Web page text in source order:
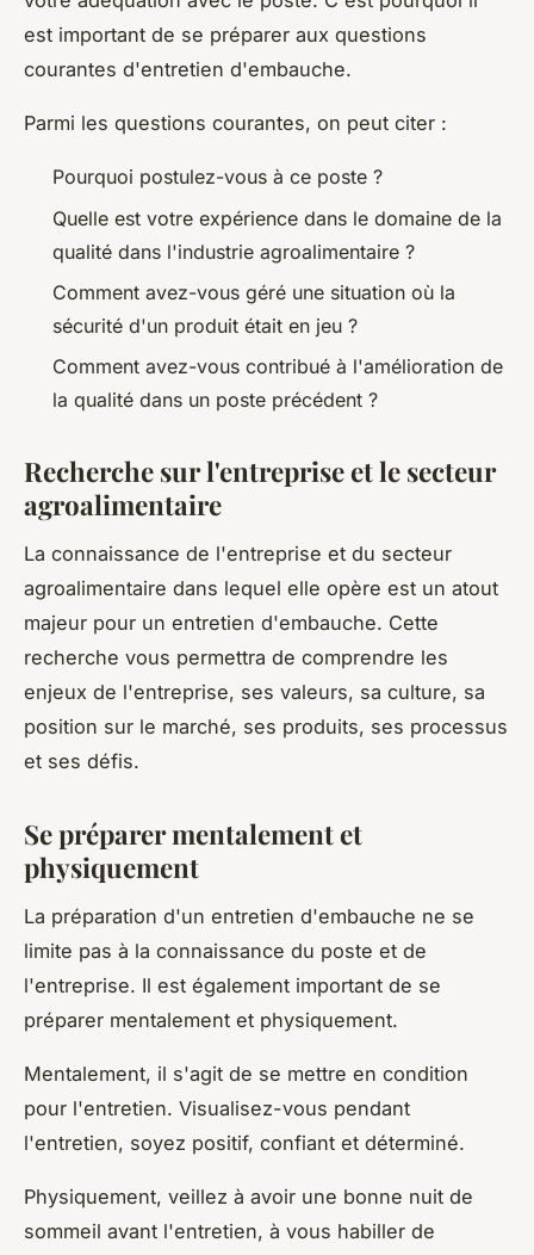
est important de se préparer aux questions
courantes d'entretien d'embauche.
Parmi les questions courantes, on peut citer :
Pourquoi postulez-vous à ce poste ?
Quelle est votre expérience dans le domaine de la
qualité dans l'industrie agroalimentaire ?
Comment avez-vous géré une situation où la
sécurité d'un produit était en jeu ?
Comment avez-vous contribué à l'amélioration de
la qualité dans un poste précédent ?
Recherche sur l'entreprise et le secteur
agroalimentaire
La connaissance de l'entreprise et du secteur
agroalimentaire dans lequel elle opère est un atout
majeur pour un entretien d'embauche. Cette
recherche vous permettra de comprendre les
enjeux de l'entreprise, ses valeurs, sa culture, sa
position sur le marché, ses produits, ses processus
et ses défis.
Se préparer mentalement et
physiquement
La préparation d'un entretien d'embauche ne se
limite pas à la connaissance du poste et de
l'entreprise. Il est également important de se
préparer mentalement et physiquement.
Mentalement, il s'agit de se mettre en condition
pour l'entretien. Visualisez-vous pendant
l'entretien, soyez positif, confiant et déterminé.
Physiquement, veillez à avoir une bonne nuit de
sommeil avant l'entretien, à vous habiller de